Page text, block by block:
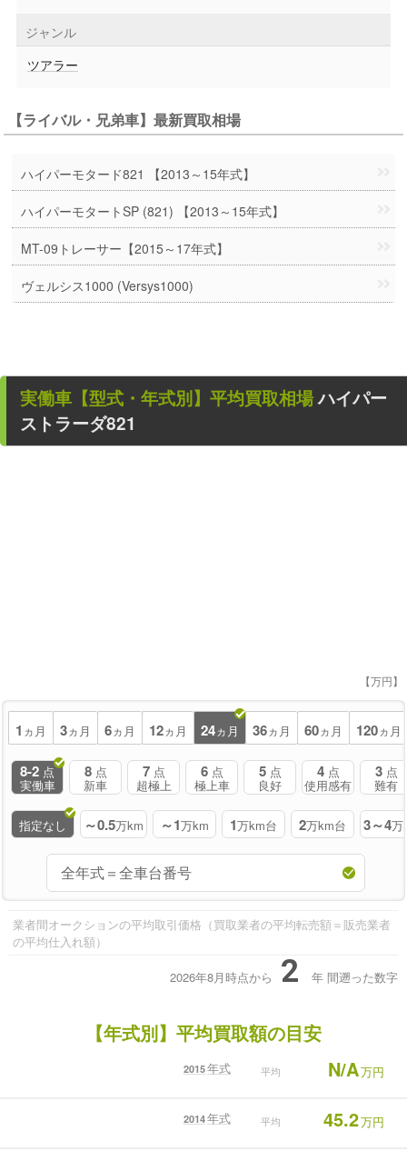
ジャンル
ツアラー
【ライバル・兄弟車】最新買取相場
ハイパーモタード821 【2013～15年式】
ハイパーモタートSP (821) 【2013～15年式】
MT-09トレーサー【2015～17年式】
ヴェルシス1000 (Versys1000)
実働車 【型式・年式別】平均買取相場ハイパー
ストラーダ821
【万円】
1 ヵ月 3ヵ月 6ヵ月 12ヵ月 24ヵ月 36ヵ月 60ヵ月 120ヵ月
8-2 点
実働車
8 点
新車
7 点
超極上
6 点
極上車
5 点
良好
4 点
使用感有
3 点
難有
指定なし ～0.5万km ～1万km 1万km台 2万km台 3～4万
業者間オークションの平均取引価格（買取業者の平均転売額＝販売業者
の平均仕入れ額）
2026年8月時点から 2 年 間遡った数字
【年式別】平均買取額の目安
2015年式 平均 N/A万円
2014年式 平均 45.2万円